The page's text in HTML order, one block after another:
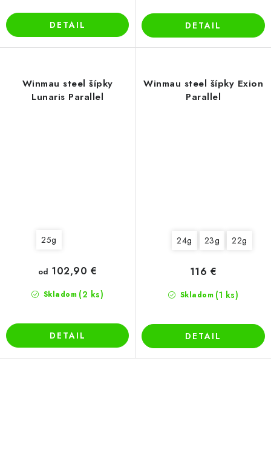
DETAIL DETAIL
Winmau steel šípky
Lunaris Parallel
25g
Skladom (2 ks)
od 102,90 €
DETAIL
Winmau steel šípky Exion
Parallel
24g 23g 22g
Skladom (1 ks)
116 €
DETAIL